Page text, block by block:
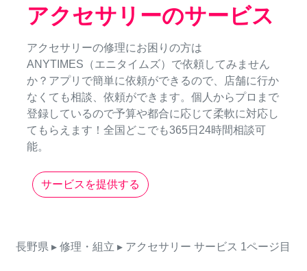
アクセサリーのサービス
アクセサリーの修理にお困りの方は
ANYTIMES（エニタイムズ）で依頼してみません
か？アプリで簡単に依頼ができるので、店舗に行か
なくても相談、依頼ができます。個人からプロまで
登録しているので予算や都合に応じて柔軟に対応し
てもらえます！全国どこでも365日24時間相談可
能。
サービスを提供する
長野県 ▸ 修理・組立 ▸ アクセサリー サービス 1ページ目